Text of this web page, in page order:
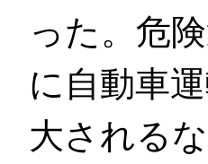
った。危
に自動車
大される